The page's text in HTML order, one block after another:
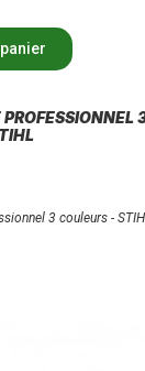
PROFESSIONNEL
3 couleurs -